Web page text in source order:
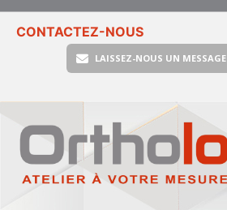
CONTACTEZ-NOUS
LAISSEZ-NOUS UN MESSAGE